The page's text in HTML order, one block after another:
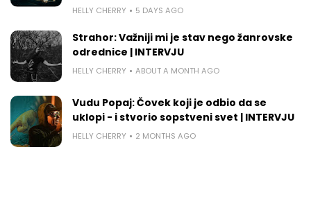
HELLY CHERRY 5 DAYS AGO
Strahor: Važniji mi je stav nego žanrovske
odrednice | INTERVJU
HELLY CHERRY ABOUT A MONTH AGO
Vudu Popaj: Čovek koji je odbio da se
uklopi - i stvorio sopstveni svet | INTERVJU
HELLY CHERRY 2 MONTHS AGO